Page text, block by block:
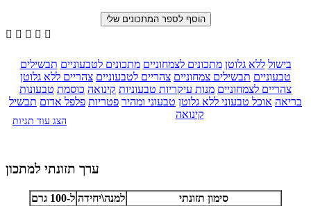
    
בישול ללא גלוטן מתכונים לצמחוניים מתכונים לטבעוניים תבשילים
טבעוניים תבשילים צמחוניים צהריים לטבעוניים צהריים ללא גלוטן
צהריים לצמחוניים מנות עיקריות טבעוניות קינואה כוסמת טבעונות
בריאה אוכל טבעוני ללא גלוטן טבעוני ומהיר פטריות פלפל אדום תבשיל
קינואה
הצג עוד תגיות
ערך תזונתי למתכון
סימון תזונתי למנה\יחידה ל-100 גרם